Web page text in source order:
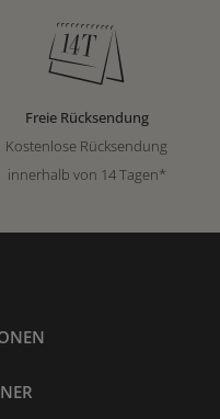
Freie Rücksendung
Kostenlose Rücksendung
innerhalb von 14 Tagen*